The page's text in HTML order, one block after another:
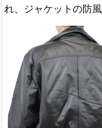
れ、ジャケットの防